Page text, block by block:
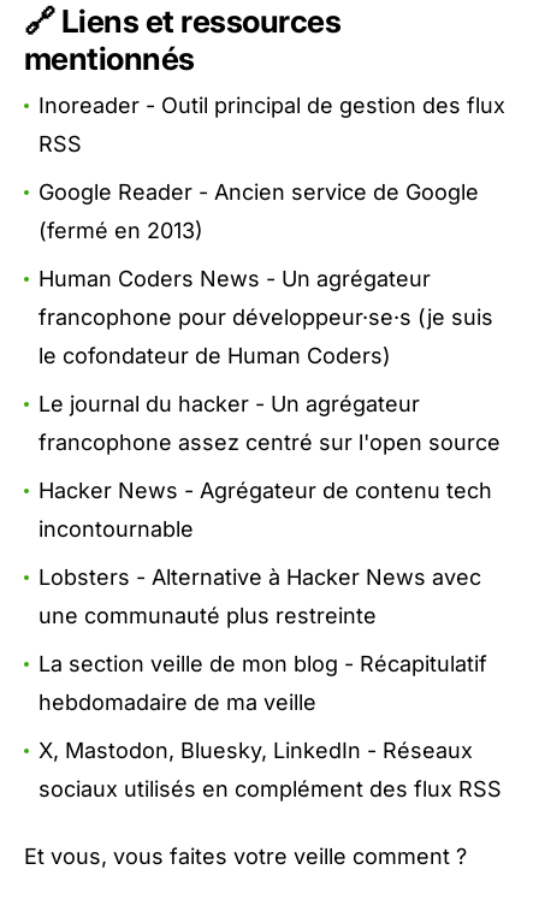
🔗 Liens et ressources
mentionnés
Inoreader - Outil principal de gestion des flux
RSS
Google Reader - Ancien service de Google
(fermé en 2013)
Human Coders News - Un agrégateur
francophone pour développeur·se·s (je suis
le cofondateur de Human Coders)
Le journal du hacker - Un agrégateur
francophone assez centré sur l'open source
Hacker News - Agrégateur de contenu tech
incontournable
Lobsters - Alternative à Hacker News avec
une communauté plus restreinte
La section veille de mon blog - Récapitulatif
hebdomadaire de ma veille
X, Mastodon, Bluesky, LinkedIn - Réseaux
sociaux utilisés en complément des flux RSS
Et vous, vous faites votre veille comment ?